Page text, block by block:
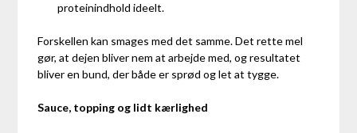
proteinindhold ideelt.
Forskellen kan smages med det samme. Det rette mel
gør, at dejen bliver nem at arbejde med, og resultatet
bliver en bund, der både er sprød og let at tygge.
Sauce, topping og lidt kærlighed